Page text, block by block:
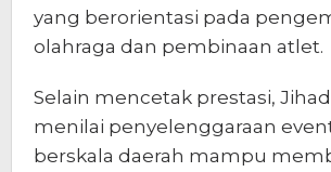
yang berorientasi pada
olahraga dan pembinaan atlet.
Selain mencetak prestasi,
menilai penyelenggaraan
berskala daerah mampu